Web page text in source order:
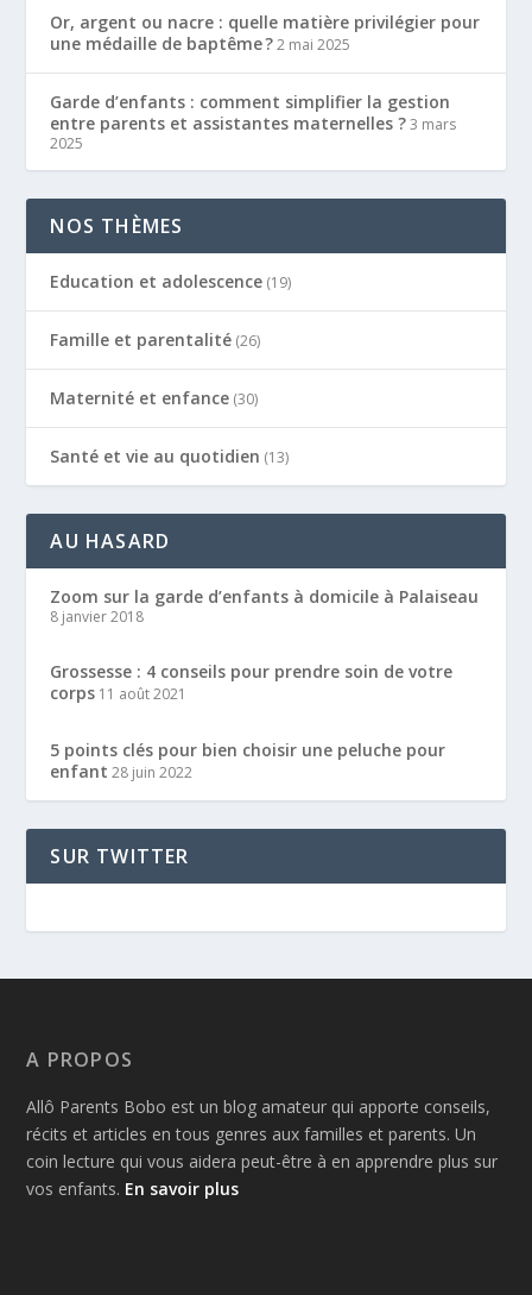
Or, argent ou nacre : quelle matière privilégier pour
une médaille de baptême ? 2 mai 2025
Garde d’enfants : comment simplifier la gestion
entre parents et assistantes maternelles ? 3 mars
2025
NOS THÈMES
Education et adolescence (19)
Famille et parentalité (26)
Maternité et enfance (30)
Santé et vie au quotidien (13)
AU HASARD
Zoom sur la garde d’enfants à domicile à Palaiseau
8 janvier 2018
Grossesse : 4 conseils pour prendre soin de votre
corps 11 août 2021
5 points clés pour bien choisir une peluche pour
enfant 28 juin 2022
SUR TWITTER
A PROPOS
Allô Parents Bobo est un blog amateur qui apporte conseils,
récits et articles en tous genres aux familles et parents. Un
coin lecture qui vous aidera peut-être à en apprendre plus sur
vos enfants. En savoir plus